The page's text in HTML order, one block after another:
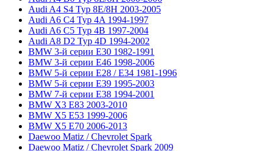
Audi A4 S4 Typ 8E/8H 2003-2005
Audi A6 C4 Typ 4A 1994-1997
Audi A6 C5 Typ 4B 1997-2004
Audi A8 D2 Typ 4D 1994-2002
BMW 3-й серии E30 1982-1991
BMW 3-й серии E46 1998-2006
BMW 5-й серии E28 / E34 1981-1996
BMW 5-й серии E39 1995-2003
BMW 7-й серии E38 1994-2001
BMW X3 E83 2003-2010
BMW X5 E53 1999-2006
BMW X5 E70 2006-2013
Daewoo Matiz / Chevrolet Spark
Daewoo Matiz / Chevrolet Spark 2009